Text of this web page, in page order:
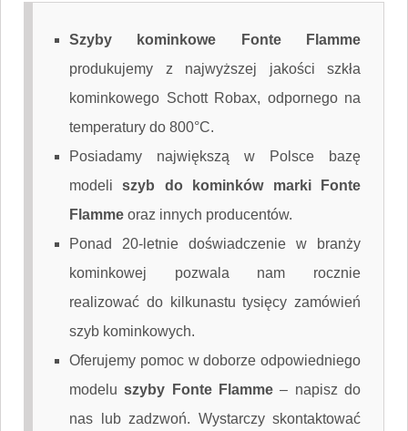
Szyby kominkowe Fonte Flamme
produkujemy z najwyższej jakości szkła
kominkowego Schott Robax, odpornego na
temperatury do 800°C.
Posiadamy największą w Polsce bazę
modeliszyb do kominków marki Fonte
Flamme oraz innych producentów.
Ponad 20-letnie doświadczenie w branży
kominkowej pozwala nam rocznie
realizować do kilkunastu tysięcy zamówień
szyb kominkowych.
Oferujemy pomoc w doborze odpowiedniego
modeluszyby Fonte Flamme – napisz do
nas lub zadzwoń. Wystarczy skontaktować